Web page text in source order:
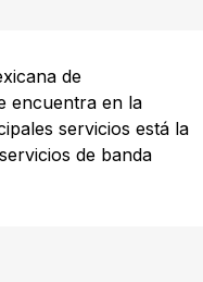
de
encuentra en la
servicios está la
de banda